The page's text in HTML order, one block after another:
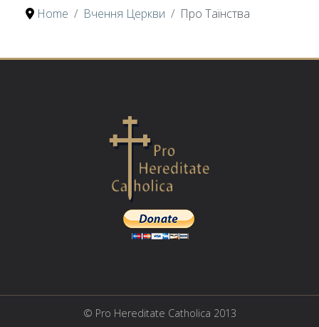
Home Вчення Церкви Про Таїнства
© Pro Hereditate Catholica 2013